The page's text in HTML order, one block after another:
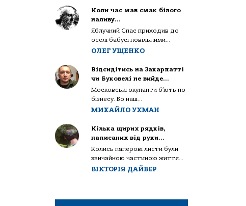
Коли час мав смак білого
наливу…
Яблучний Спас приходив до
оселі бабусі повільними...
ОЛЕГ УЩЕНКО
Відсидітись на Закарпатті
чи Буковелі не вийде…
Московські окупанти б’ють по
бізнесу. Бо наш...
МИХАЙЛО УХМАН
Кілька щирих рядків,
написаних від руки…
Колись паперові листи були
звичайною частиною життя...
ВІКТОРІЯ ДАЙВЕР